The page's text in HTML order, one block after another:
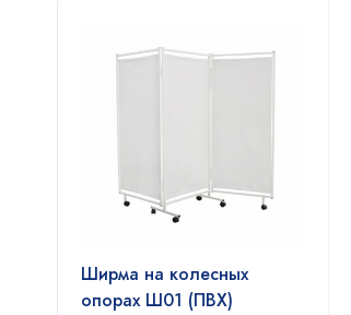
Ширма на колесных
опорах Ш01 (ПВХ)